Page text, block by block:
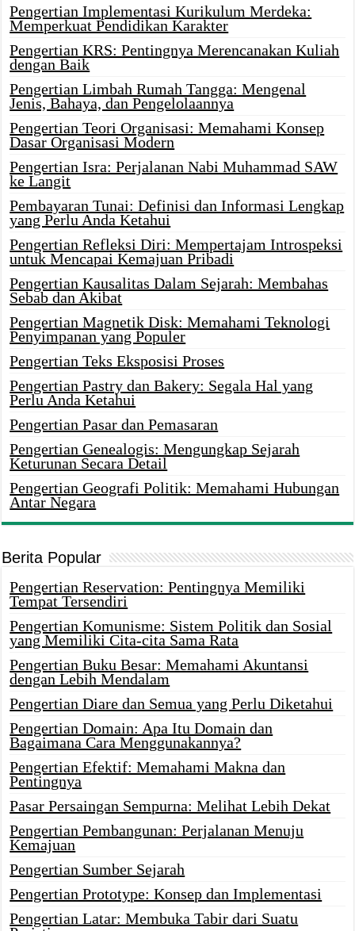
Pengertian Implementasi Kurikulum Merdeka:
Memperkuat Pendidikan Karakter
Pengertian KRS: Pentingnya Merencanakan Kuliah
dengan Baik
Pengertian Limbah Rumah Tangga: Mengenal
Jenis, Bahaya, dan Pengelolaannya
Pengertian Teori Organisasi: Memahami Konsep
Dasar Organisasi Modern
Pengertian Isra: Perjalanan Nabi Muhammad SAW
ke Langit
Pembayaran Tunai: Definisi dan Informasi Lengkap
yang Perlu Anda Ketahui
Pengertian Refleksi Diri: Mempertajam Introspeksi
untuk Mencapai Kemajuan Pribadi
Pengertian Kausalitas Dalam Sejarah: Membahas
Sebab dan Akibat
Pengertian Magnetik Disk: Memahami Teknologi
Penyimpanan yang Populer
Pengertian Teks Eksposisi Proses
Pengertian Pastry dan Bakery: Segala Hal yang
Perlu Anda Ketahui
Pengertian Pasar dan Pemasaran
Pengertian Genealogis: Mengungkap Sejarah
Keturunan Secara Detail
Pengertian Geografi Politik: Memahami Hubungan
Antar Negara
Berita Popular
Pengertian Reservation: Pentingnya Memiliki
Tempat Tersendiri
Pengertian Komunisme: Sistem Politik dan Sosial
yang Memiliki Cita-cita Sama Rata
Pengertian Buku Besar: Memahami Akuntansi
dengan Lebih Mendalam
Pengertian Diare dan Semua yang Perlu Diketahui
Pengertian Domain: Apa Itu Domain dan
Bagaimana Cara Menggunakannya?
Pengertian Efektif: Memahami Makna dan
Pentingnya
Pasar Persaingan Sempurna: Melihat Lebih Dekat
Pengertian Pembangunan: Perjalanan Menuju
Kemajuan
Pengertian Sumber Sejarah
Pengertian Prototype: Konsep dan Implementasi
Pengertian Latar: Membuka Tabir dari Suatu